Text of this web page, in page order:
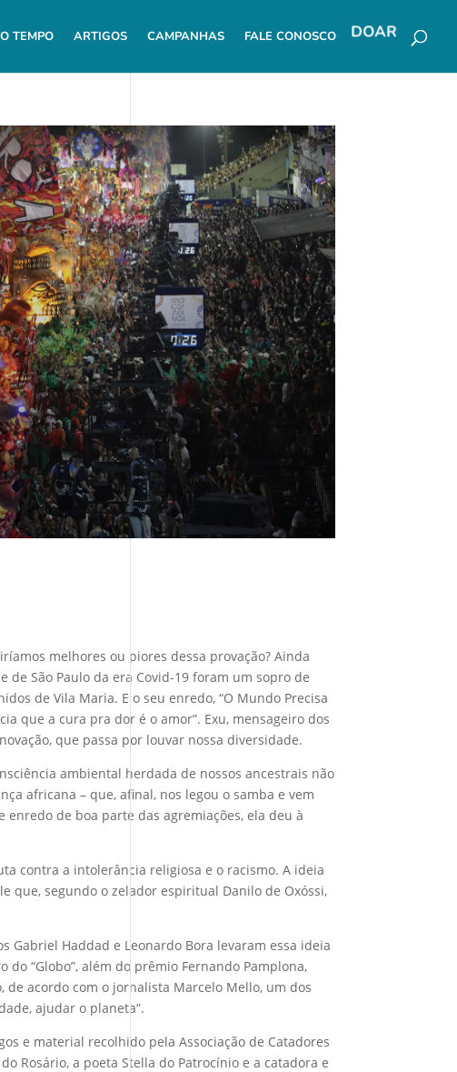
TEMPO ARTIGOS CAMPANHAS FALE CONOSCO DOAR
melhores ou piores dessa provação? Ainda
de São Paulo da era Covid-19 foram um sopro de
de Vila Maria. E o seu enredo, “O Mundo Precisa
que a cura pra dor é o amor”. Exu, mensageiro dos
que passa por louvar nossa diversidade.
ambiental herdada de nossos ancestrais não
africana – que, afinal, nos legou o samba e vem
de boa parte das agremiações, ela deu à
contra a intolerância religiosa e o racismo. A ideia
que, segundo o zelador espiritual Danilo de Oxóssi,
Gabriel Haddad e Leonardo Bora levaram essa ideia
“Globo”, além do prêmio Fernando Pamplona,
acordo com o jornalista Marcelo Mello, um dos
ajudar o planeta”.
e material recolhido pela Associação de Catadores
Rosário, a poeta Stella do Patrocínio e a catadora e